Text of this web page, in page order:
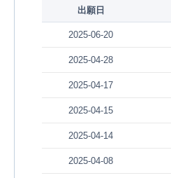
出願日
2025-06-20
2025-04-28
2025-04-17
2025-04-15
2025-04-14
2025-04-08